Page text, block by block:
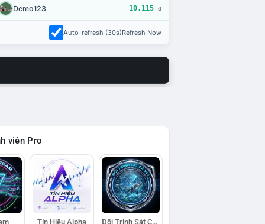
Demo123 10.115 đ
Auto-refresh (30s)Refresh Now
viên Pro
Tín Hiệu Alpha Đội Trinh Sát Cá Voi